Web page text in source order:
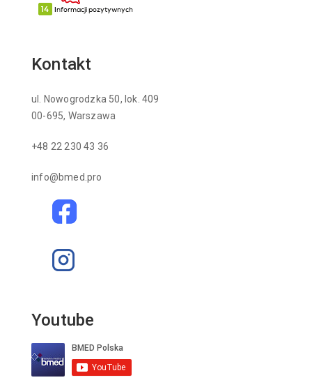
Kontakt
ul. Nowogrodzka 50, lok. 409
00-695, Warszawa
+48 22 230 43 36
info@bmed.pro
Youtube